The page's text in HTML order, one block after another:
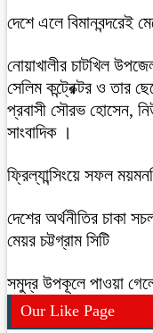
দেশে এলে বিমানবন্দরেই
নোয়াখালীর চাটখিল
সেলিম কন্ট্রেক্টর ও তার
প্রবাসী সৌরভ হোসেন,
সাংবাদিক ।
ফ্রিল্যান্সিংয়ে সফল
দেশের অর্থনীতির চাকা
মেয়র চট্টগ্রাম সিটি
সমুদ্র উপকূলে পাওয়া
Our Like Page